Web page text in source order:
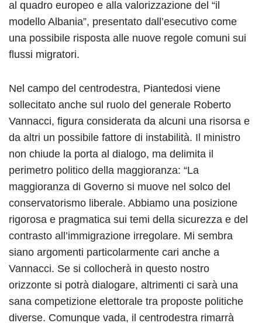
al quadro europeo e alla valorizzazione del “il
modello Albania”, presentato dall’esecutivo come
una possibile risposta alle nuove regole comuni sui
flussi migratori.
Nel campo del centrodestra, Piantedosi viene
sollecitato anche sul ruolo del generale Roberto
Vannacci, figura considerata da alcuni una risorsa e
da altri un possibile fattore di instabilità. Il ministro
non chiude la porta al dialogo, ma delimita il
perimetro politico della maggioranza: “La
maggioranza di Governo si muove nel solco del
conservatorismo liberale. Abbiamo una posizione
rigorosa e pragmatica sui temi della sicurezza e del
contrasto all’immigrazione irregolare. Mi sembra
siano argomenti particolarmente cari anche a
Vannacci. Se si collocherà in questo nostro
orizzonte si potrà dialogare, altrimenti ci sarà una
sana competizione elettorale tra proposte politiche
diverse. Comunque vada, il centrodestra rimarrà